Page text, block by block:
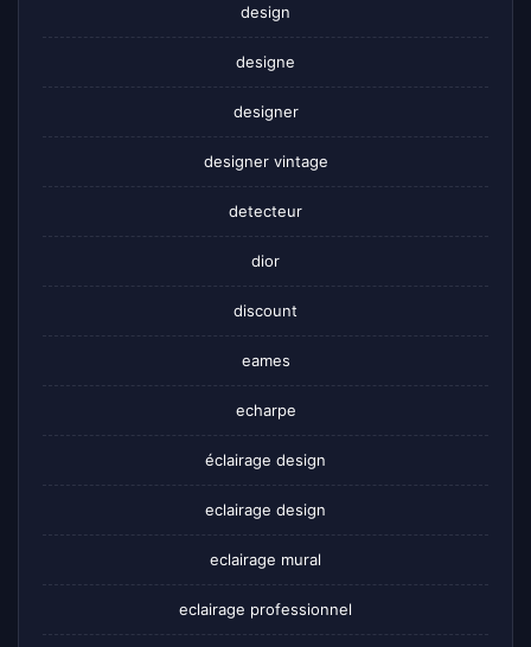
design
designe
designer
designer vintage
detecteur
dior
discount
eames
echarpe
éclairage design
eclairage design
eclairage mural
eclairage professionnel